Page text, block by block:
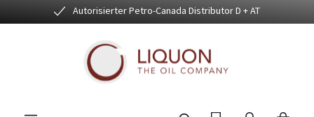
Zum Hauptinhalt springenAutorisierter Petro-Canada Distributor D + AT